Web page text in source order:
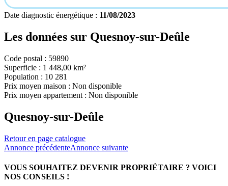
Date diagnostic énergétique : 11/08/2023
Les données sur Quesnoy-sur-Deûle
Code postal : 59890
Superficie : 1 448,00 km²
Population : 10 281
Prix moyen maison : Non disponible
Prix moyen appartement : Non disponible
Quesnoy-sur-Deûle
Retour en page catalogue
Annonce précédenteAnnonce suivante
VOUS SOUHAITEZ DEVENIR PROPRIÉTAIRE ? VOICI
NOS CONSEILS !